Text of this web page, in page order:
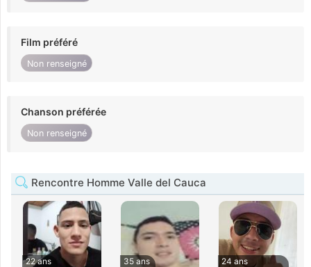
Film préféré
Non renseigné
Chanson préférée
Non renseigné
Rencontre Homme Valle del Cauca
22 ans
35 ans
24 ans